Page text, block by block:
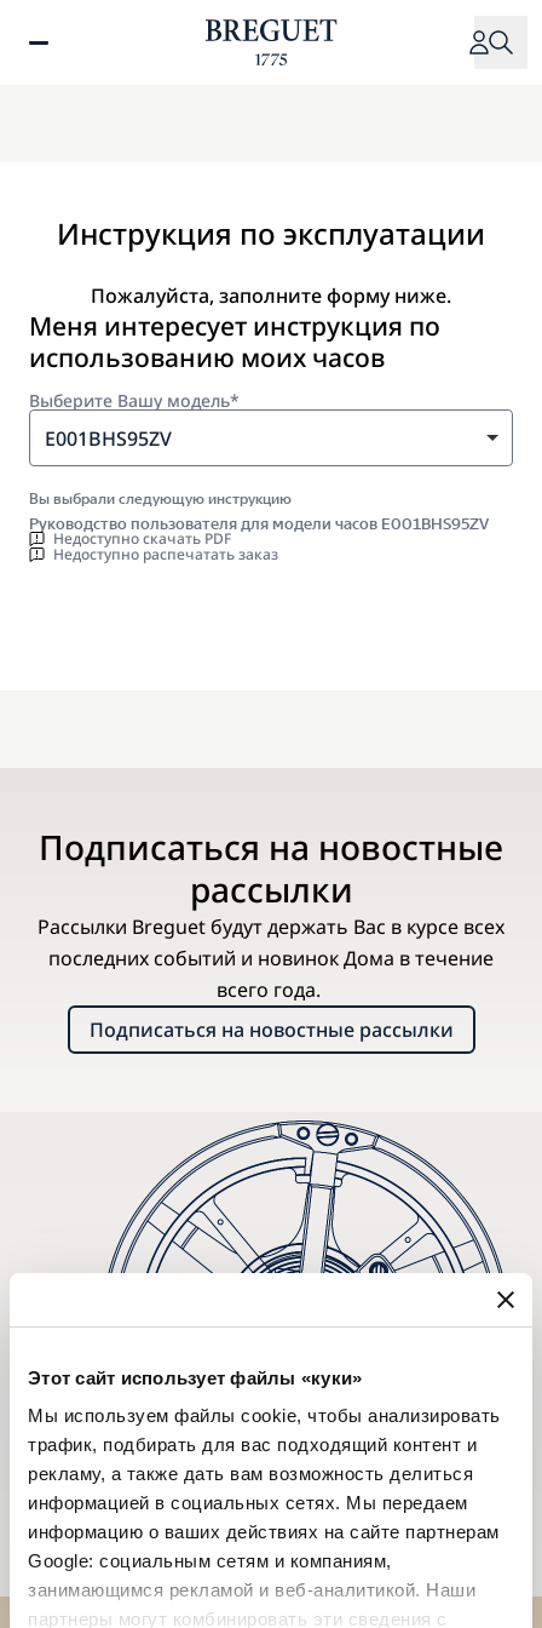
Этот сайт использует файлы «куки»
Мы используем файлы cookie, чтобы анализировать
трафик, подбирать для вас подходящий контент и
рекламу, а также дать вам возможность делиться
информацией в социальных сетях. Мы передаем
информацию о ваших действиях на сайте партнерам
Google: социальным сетям и компаниям,
занимающимся рекламой и веб-аналитикой. Наши
партнеры могут комбинировать эти сведения с
Инструкция по эксплуатации
Пожалуйста, заполните форму ниже.
Меня интересует инструкция по
использованию моих часов
Выберите Вашу модель*
E001BHS95ZV
Вы выбрали следующую инструкцию
Руководство пользователя для модели часов E001BHS95ZV
Недоступно скачать PDF
Недоступно распечатать заказ
Подписаться на новостные
рассылки
Рассылки Breguet будут держать Вас в курсе всех
последних событий и новинок Дома в течение
всего года.
Подписаться на новостные рассылки